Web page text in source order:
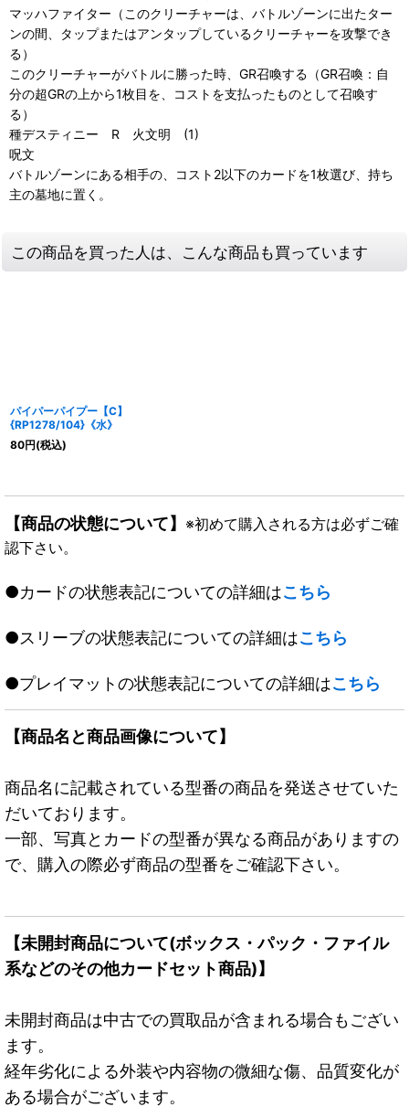
マッハファイター（このクリーチャーは、バトルゾーンに出たター
ンの間、タップまたはアンタップしているクリーチャーを攻撃でき
る）
このクリーチャーがバトルに勝った時、GR召喚する（GR召喚：自
分の超GRの上から1枚目を、コストを支払ったものとして召喚す
る）
種デスティニー R 火文明 (1)
呪文
バトルゾーンにある相手の、コスト2以下のカードを1枚選び、持ち
主の墓地に置く。
この商品を買った人は、こんな商品も買っています
パイパーパイプー【C】
{RP1278/104}《水》
80円(税込)
【商品の状態について】 ※初めて購入される方は必ずご確
認下さい。
●カードの状態表記についての詳細はこちら
●スリーブの状態表記についての詳細はこちら
●プレイマットの状態表記についての詳細はこちら
【商品名と商品画像について】
商品名に記載されている型番の商品を発送させていた
だいております。
一部、写真とカードの型番が異なる商品がありますの
で、購入の際必ず商品の型番をご確認下さい。
【未開封商品について(ボックス・パック・ファイル
系などのその他カードセット商品)】
未開封商品は中古での買取品が含まれる場合もござい
ます。
経年劣化による外装や内容物の微細な傷、品質変化が
ある場合がございます。